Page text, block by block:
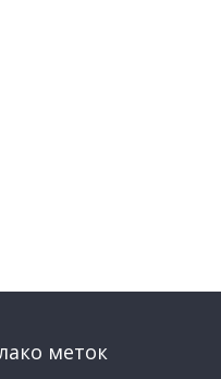
меток